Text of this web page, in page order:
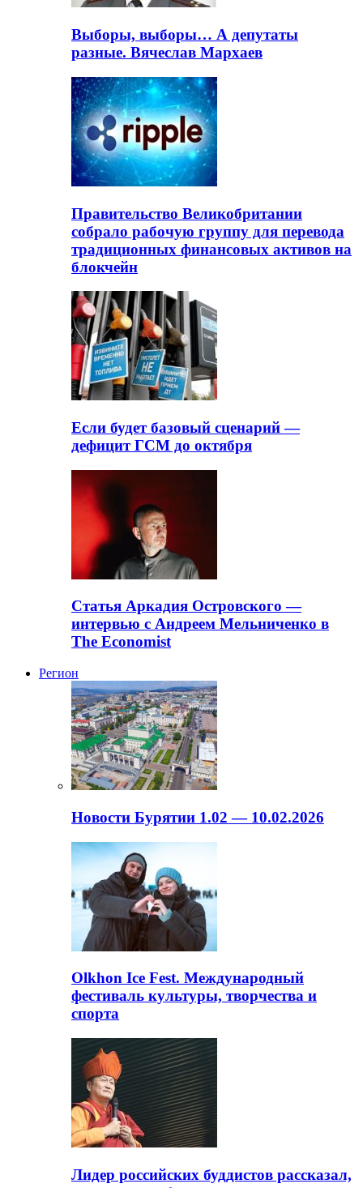
Выборы, выборы… А депутаты
разные. Вячеслав Мархаев
Правительство Великобритании
собрало рабочую группу для перевода
традиционных финансовых активов на
блокчейн
Если будет базовый сценарий —
дефицит ГСМ до октября
Статья Аркадия Островского —
интервью с Андреем Мельниченко в
The Economist
Регион
Новости Бурятии 1.02 — 10.02.2026
Olkhon Ice Fest. Международный
фестиваль культуры, творчества и
спорта
Лидер российских буддистов рассказал,